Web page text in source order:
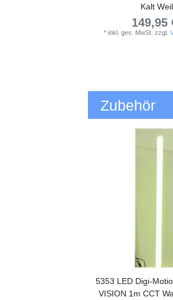
Kalt
149,95
*inkl. ges. MwSt. zzgl.
Zubehör
5353 LED Digi-
VISION 1m CCT